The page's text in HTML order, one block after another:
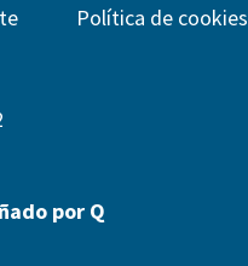
Política de cookies
por Q